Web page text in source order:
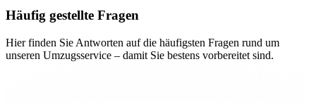
Häufig gestellte Fragen
Hier finden Sie Antworten auf die häufigsten Fragen rund um
unseren Umzugsservice – damit Sie bestens vorbereitet sind.